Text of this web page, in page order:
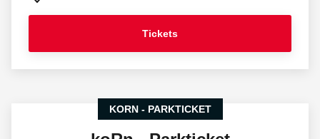
Tickets
KORN - PARKTICKET